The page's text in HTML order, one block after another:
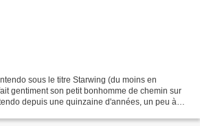
sous le titre Starwing (du moins en
gentiment son petit bonhomme de chemin sur
depuis une quinzaine d'années, un peu à